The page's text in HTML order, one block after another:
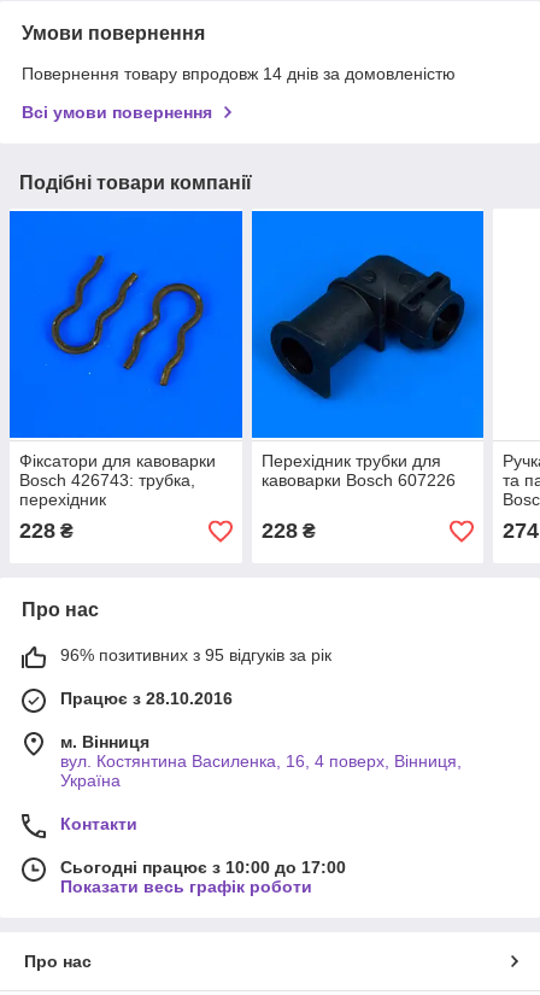
Умови повернення
Повернення товару впродовж 14 днів за домовленістю
Всі умови повернення
Подібні товари компанії
Фіксатори для кавоварки
Bosch 426743: трубка,
перехідник
228 ₴
Перехідник трубки для
кавоварки Bosch 607226
228₴
та
274
Про нас
96% позитивних з 95 відгуків за рік
Працює з 28.10.2016
м. Вінниця
вул. Костянтина Василенка, 16, 4 поверх, Вінниця,
Україна
Контакти
Сьогодні працює з 10:00 до 17:00
Показати весь графік роботи
Про нас